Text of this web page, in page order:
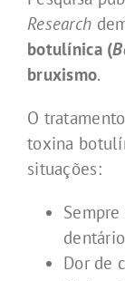
Research
botulínica (
bruxismo.
O
toxina
situações:
dentário
Dor de